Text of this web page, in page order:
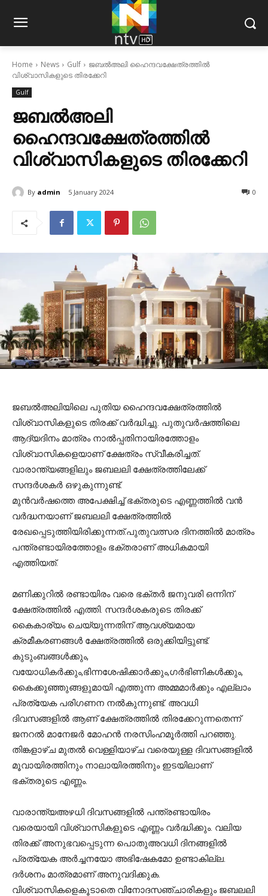
Home News Gulf
ജബല്‍അലി ഹൈന്ദവക്ഷേത്രത്തില്‍
വിശ്വാസികളുടെ തിരക്കേറി
Gulf
ജബല്‍അലി
ഹൈന്ദവക്ഷേത്രത്തില്‍
വിശ്വാസികളുടെ തിരക്കേറി
By admin 5 January 2024 0
ജബല്‍അലിയിലെ പുതിയ ഹൈന്ദവക്ഷേത്രത്തില്‍
വിശ്വാസികളുടെ തിരക്ക് വര്‍ദ്ധിച്ചു. പുതുവര്‍ഷത്തിലെ
ആദ്യദിനം മാത്രം നാല്‍പ്പതിനായിരത്തോളം
വിശ്വാസികളെയാണ് ക്ഷേത്രം സ്വീകരിച്ചത്.
വാരാന്ത്യങ്ങളിലും ജബലലി ക്ഷേത്രത്തിലേക്ക്
സന്ദര്‍ശകര്‍ ഒഴുകുന്നുണ്ട്.
മുന്‍വര്‍ഷത്തെ അപേക്ഷിച്ച് ഭക്തരുടെ എണ്ണത്തില്‍ വന്‍
വര്‍ദ്ധനയാണ് ജബലലി ക്ഷേത്രത്തില്‍
രേഖപ്പെടുത്തിയിരിക്കുന്നത്.പുതുവത്സര ദിനത്തില്‍ മാത്രം
പന്ത്രണ്ടായിരത്തോളം ഭക്തരാണ് അധികമായി
എത്തിയത്.
മണിക്കുറില്‍ രണ്ടായിരം വരെ ഭക്തര്‍ ജനുവരി ഒന്നിന്
ക്ഷേത്രത്തില്‍ എത്തി. സന്ദര്‍ശകരുടെ തിരക്ക്
കൈകാര്യം ചെയ്യുന്നതിന് ആവശ്യമായ
ക്രമീകരണങ്ങള്‍ ക്ഷേത്രത്തില്‍ ഒരുക്കിയിട്ടുണ്ട്.
കുടുംബങ്ങള്‍ക്കും,
വയോധികര്‍ക്കും,ഭിന്നശേഷിക്കാര്‍ക്കും,ഗര്‍ഭിണികള്‍ക്കും,
കൈക്കുഞ്ഞുങ്ങളുമായി എത്തുന്ന അമ്മമാര്‍ക്കും എല്ലാം
പ്രത്യേക പരിഗണന നല്‍കുന്നുണ്ട്. അവധി
ദിവസങ്ങളില്‍ ആണ് ക്ഷേത്രത്തില്‍ തിരക്കേറുന്നതെന്ന്
ജനറല്‍ മാനേജര്‍ മോഹന്‍ നരസിംഹമൂര്‍ത്തി പറഞ്ഞു.
തിങ്കളാഴ്ച മുതല്‍ വെള്ളിയാഴ്ച വരെയുള്ള ദിവസങ്ങളില്‍
മൂവായിരത്തിനും നാലായിരത്തിനും ഇടയിലാണ്
ഭക്തരുടെ എണ്ണം.
വാരാന്ത്യഅഴധി ദിവസങ്ങളില്‍ പന്ത്രണ്ടായിരം
വരെയായി വിശ്വാസികളുടെ എണ്ണം വര്‍ദ്ധിക്കും. വലിയ
തിരക്ക് അനുഭവപ്പെടുന്ന പൊതുഅവധി ദിനങ്ങളില്‍
പ്രത്യേക അര്‍ച്ചനയോ അഭിഷേകമോ ഉണ്ടാകില്ല.
ദര്‍ശനം മാത്രമാണ് അനുവദിക്കുക.
വിശ്വാസികളെകൂടാതെ വിനോദസഞ്ചാരികളും ജബലലി